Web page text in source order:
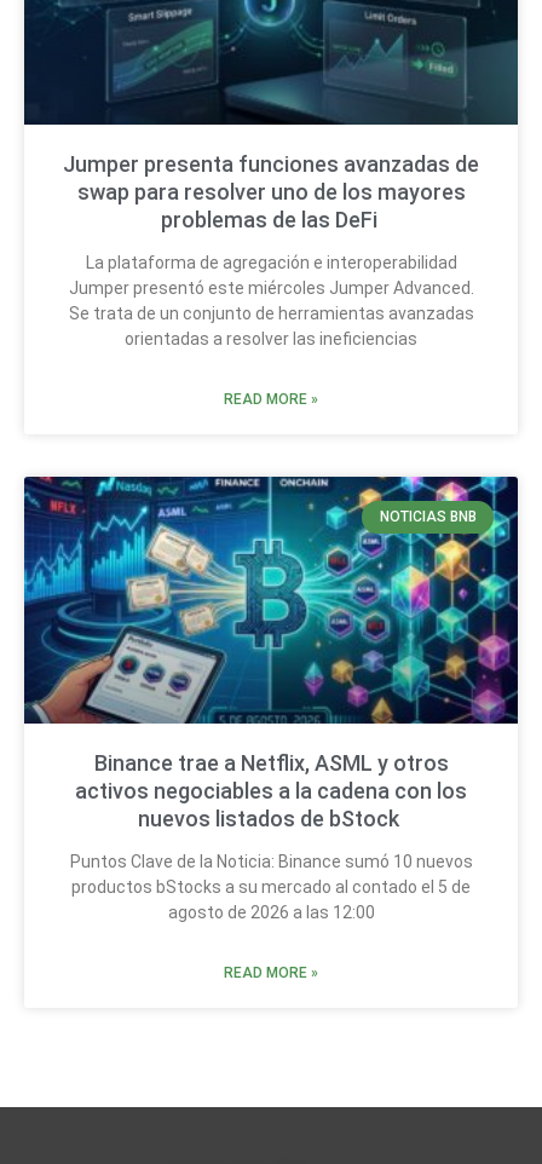
Jumper presenta funciones avanzadas de
swap para resolver uno de los mayores
problemas de las DeFi
La plataforma de agregación e interoperabilidad
Jumper presentó este miércoles Jumper Advanced.
Se trata de un conjunto de herramientas avanzadas
orientadas a resolver las ineficiencias
READ MORE »
NOTICIAS BNB
Binance trae a Netflix, ASML y otros
activos negociables a la cadena con los
nuevos listados de bStock
Puntos Clave de la Noticia: Binance sumó 10 nuevos
productos bStocks a su mercado al contado el 5 de
agosto de 2026 a las 12:00
READ MORE »